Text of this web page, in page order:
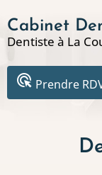
au
contenu
Cabinet
Dentiste à La
ads_click Prendre